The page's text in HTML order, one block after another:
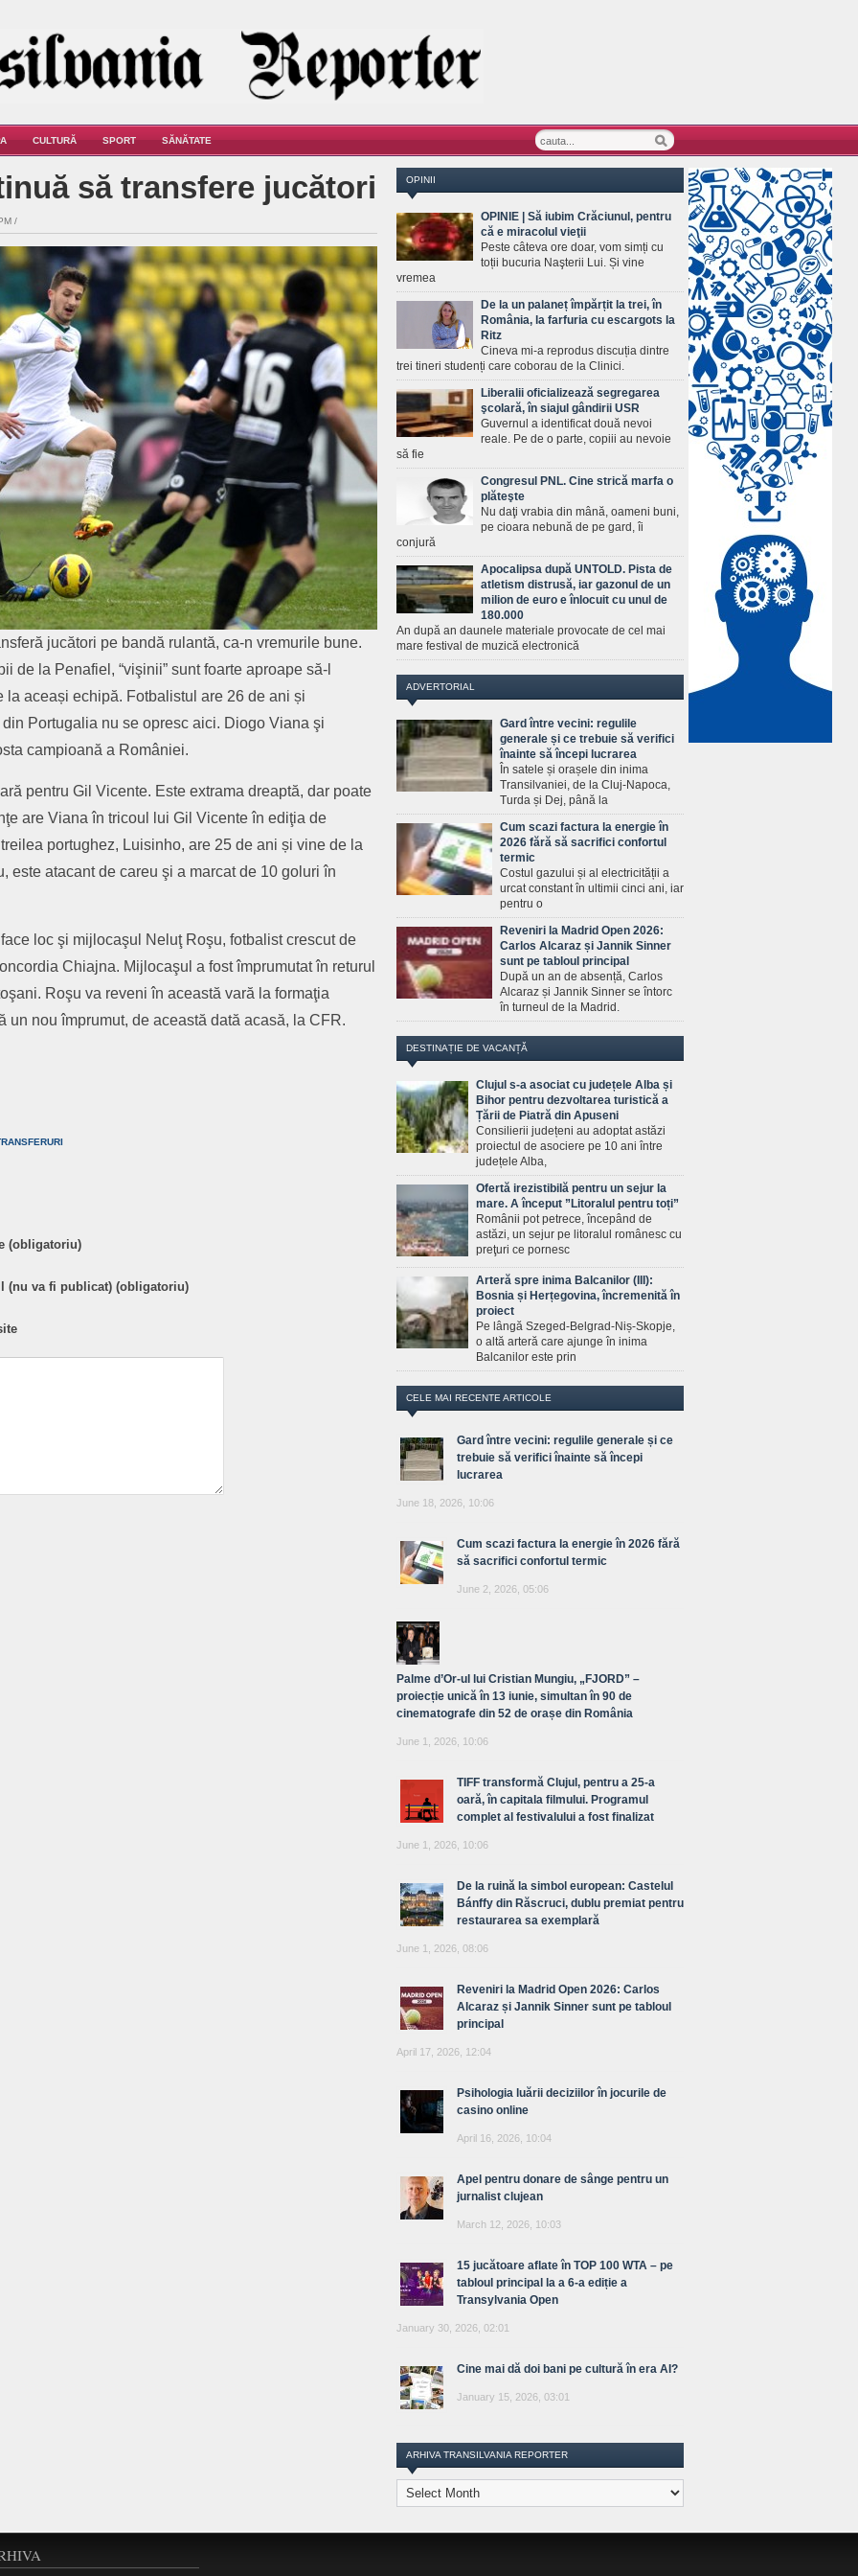
CULTURĂ SPORT SĂNĂTATE
să transfere jucători
/
jucători pe bandă rulantă, ca-n vremurile bune.
de la Penafiel, “vişinii” sunt foarte aproape să-l
aceași echipă. Fotbalistul are 26 de ani și
Portugalia nu se opresc aici. Diogo Viana şi
campioană a României.
pentru Gil Vicente. Este extrama dreaptă, dar poate
are Viana în tricoul lui Gil Vicente în ediţia de
portughez, Luisinho, are 25 de ani și vine de la
este atacant de careu şi a marcat de 10 goluri în
loc şi mijlocaşul Neluţ Roşu, fotbalist crescut de
Chiajna. Mijlocaşul a fost împrumutat în returul
Roşu va reveni în această vară la formaţia
un nou împrumut, de această dată acasă, la CFR.
(obligatoriu)
(nu va fi publicat) (obligatoriu)
OPINII
OPINIE | Să iubim Crăciunul, pentru
că e miracolul vieţii
Peste câteva ore doar, vom simți cu
toții bucuria Naşterii Lui. Și vine
vremea
De la un palaneț împărțit la trei, în
România, la farfuria cu escargots la
Ritz
Cineva mi-a reprodus discuția dintre
trei tineri studenți care coborau de la Clinici.
Liberalii oficializează segregarea
şcolară, în siajul gândirii USR
Guvernul a identificat două nevoi
reale. Pe de o parte, copiii au nevoie
să fie
Congresul PNL. Cine strică marfa o
plăteşte
Nu daţi vrabia din mână, oameni buni,
pe cioara nebună de pe gard, îi
conjură
Apocalipsa după UNTOLD. Pista de
atletism distrusă, iar gazonul de un
milion de euro e înlocuit cu unul de
180.000
An după an daunele materiale provocate de cel mai
mare festival de muzică electronică
ADVERTORIAL
Gard între vecini: regulile
generale și ce trebuie să verifici
înainte să începi lucrarea
În satele și orașele din inima
Transilvaniei, de la Cluj-Napoca,
Turda și Dej, până la
Cum scazi factura la energie în
2026 fără să sacrifici confortul
termic
Costul gazului și al electricității a
urcat constant în ultimii cinci ani, iar
pentru o
Reveniri la Madrid Open 2026:
Carlos Alcaraz și Jannik Sinner
sunt pe tabloul principal
După un an de absență, Carlos
Alcaraz și Jannik Sinner se întorc
în turneul de la Madrid.
DESTINAȚIE DE VACANȚĂ
Clujul s-a asociat cu județele Alba și
Bihor pentru dezvoltarea turistică a
Țării de Piatră din Apuseni
Consilierii județeni au adoptat astăzi
proiectul de asociere pe 10 ani între
județele Alba,
Ofertă irezistibilă pentru un sejur la
mare. A început ”Litoralul pentru toți”
Românii pot petrece, începând de
astăzi, un sejur pe litoralul românesc cu
preţuri ce pornesc
Arteră spre inima Balcanilor (III):
Bosnia și Herțegovina, încremenită în
proiect
Pe lângă Szeged-Belgrad-Niș-Skopje,
o altă arteră care ajunge în inima
Balcanilor este prin
CELE MAI RECENTE ARTICOLE
Gard între vecini: regulile generale și ce
trebuie să verifici înainte să începi
lucrarea
June 18, 2026, 10:06
Cum scazi factura la energie în 2026 fără
să sacrifici confortul termic
June 2, 2026, 05:06
Palme d’Or-ul lui Cristian Mungiu, „FJORD” –
proiecție unică în 13 iunie, simultan în 90 de
cinematografe din 52 de orașe din România
June 1, 2026, 10:06
TIFF transformă Clujul, pentru a 25-a
oară, în capitala filmului. Programul
complet al festivalului a fost finalizat
June 1, 2026, 10:06
De la ruină la simbol european: Castelul
Bánffy din Răscruci, dublu premiat pentru
restaurarea sa exemplară
June 1, 2026, 08:06
Reveniri la Madrid Open 2026: Carlos
Alcaraz și Jannik Sinner sunt pe tabloul
principal
April 17, 2026, 12:04
Psihologia luării deciziilor în jocurile de
casino online
April 16, 2026, 10:04
Apel pentru donare de sânge pentru un
jurnalist clujean
March 12, 2026, 10:03
15 jucătoare aflate în TOP 100 WTA – pe
tabloul principal la a 6-a ediție a
Transylvania Open
January 30, 2026, 02:01
Cine mai dă doi bani pe cultură în era AI?
January 15, 2026, 03:01
ARHIVA TRANSILVANIA REPORTER
Arhiva
Transilvania